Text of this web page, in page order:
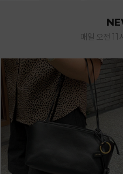
매일 오전 11